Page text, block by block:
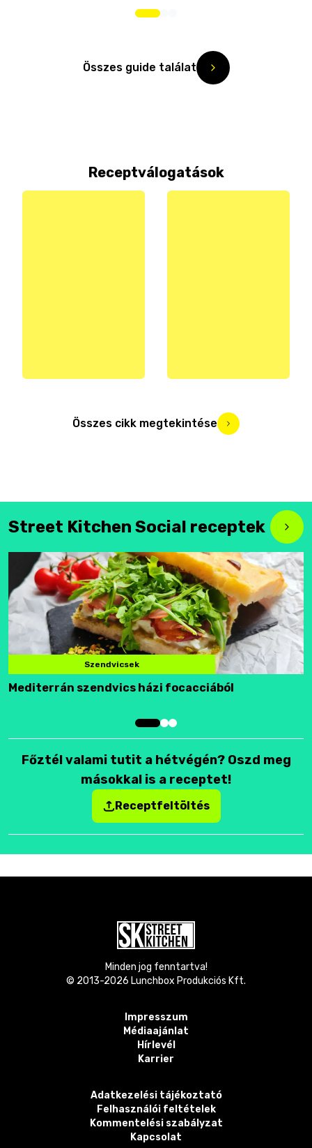
Összes guide találat
Receptválogatások
Összes cikk megtekintése
Street Kitchen Social receptek
Szendvicsek
Mediterrán szendvics házi focacciából
Főztél valami tutit a hétvégén? Oszd meg
másokkal is a receptet!
Receptfeltöltés
Minden jog fenntartva!
© 2013-2026 Lunchbox Produkciós Kft.
Impresszum
Médiaajánlat
Hírlevél
Karrier
Adatkezelési tájékoztató
Felhasználói feltételek
Kommentelési szabályzat
Kapcsolat